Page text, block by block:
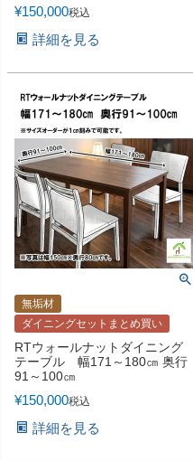
¥150,000税込
詳細を見る
無垢材
ダイニングセットまとめ買い
RTウォールナットダイニング
テーブル 幅171～180㎝ 奥行
91～100㎝
¥150,000税込
詳細を見る